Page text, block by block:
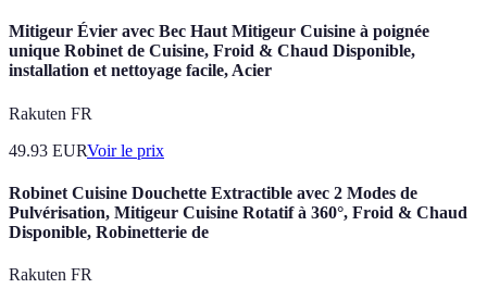
Mitigeur Évier avec Bec Haut Mitigeur Cuisine à poignée
unique Robinet de Cuisine, Froid & Chaud Disponible,
installation et nettoyage facile, Acier
Rakuten FR
49.93 EURVoir le prix
Robinet Cuisine Douchette Extractible avec 2 Modes de
Pulvérisation, Mitigeur Cuisine Rotatif à 360°, Froid & Chaud
Disponible, Robinetterie de
Rakuten FR